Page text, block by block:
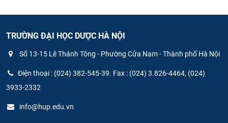
TRƯỜNG ĐẠI HỌC DƯỢC HÀ NỘI
Số 13-15 Lê Thánh Tông - Phường Cửa Nam - Thành phố Hà Nội
Điện thoại : (024) 382-545-39. Fax : (024) 3.826-4464, (024)
3933-2332
info@hup.edu.vn